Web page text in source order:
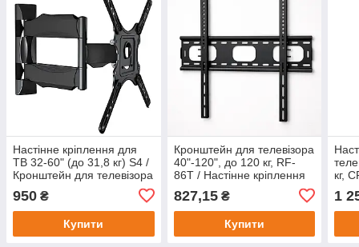
Настінне кріплення для
ТВ 32-60" (до 31,8 кг) S4 /
Кронштейн для телевізора
телевізора на стіну
950 ₴
Купити
Кронштейн для телевізора
40"-120", до 120 кг, RF-
86T / Настінне кріплення
телевізора
827,15₴
Купити
кг,
1